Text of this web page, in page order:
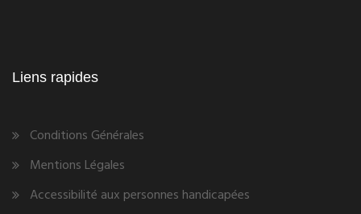
Liens rapides
Conditions Générales
Mentions Légales
Accessibilité aux personnes handicapées